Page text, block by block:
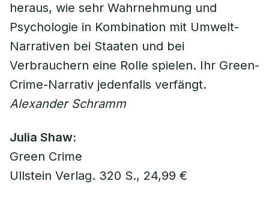
heraus, wie sehr Wahrnehmung und
Psychologie in Kombination mit Umwelt-
Narrativen bei Staaten und bei
Verbrauchern eine Rolle spielen. Ihr Green-
Crime-Narrativ jedenfalls verfängt.
Alexander Schramm
Julia Shaw:
Green Crime
Ullstein Verlag. 320 S., 24,99 €